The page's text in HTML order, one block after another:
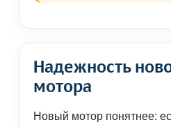
Надежность
мотора
Новый мотор понятнее: